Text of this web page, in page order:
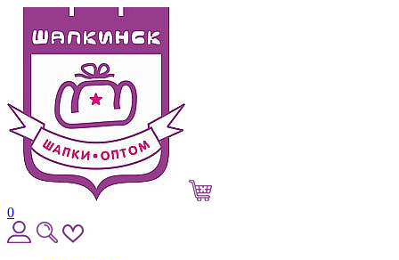
0